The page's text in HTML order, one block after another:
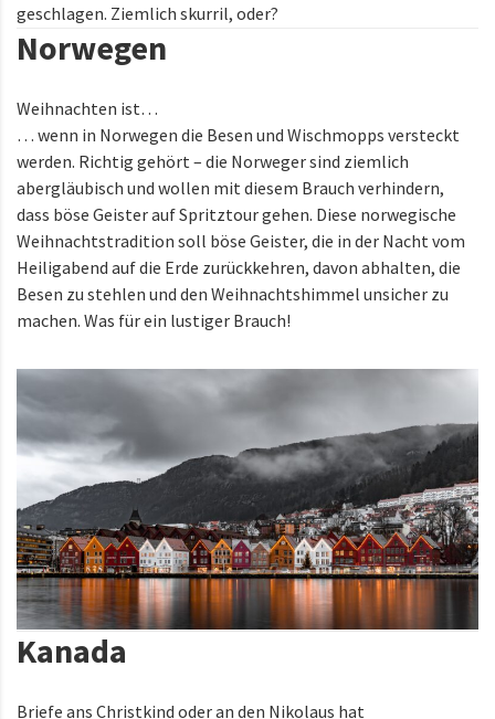
geschlagen. Ziemlich skurril, oder?
Norwegen
Weihnachten ist…
… wenn in Norwegen die Besen und Wischmopps versteckt
werden. Richtig gehört – die Norweger sind ziemlich
abergläubisch und wollen mit diesem Brauch verhindern,
dass böse Geister auf Spritztour gehen. Diese norwegische
Weihnachtstradition soll böse Geister, die in der Nacht vom
Heiligabend auf die Erde zurückkehren, davon abhalten, die
Besen zu stehlen und den Weihnachtshimmel unsicher zu
machen. Was für ein lustiger Brauch!
Kanada
Briefe ans Christkind oder an den Nikolaus hat